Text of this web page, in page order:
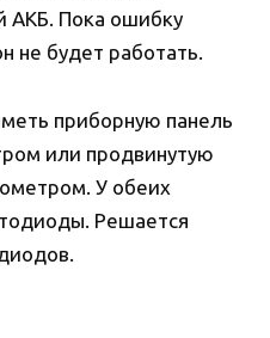
АКБ. Пока ошибку
не будет работать.
приборную панель
или продвинутую
У обеих
Решается